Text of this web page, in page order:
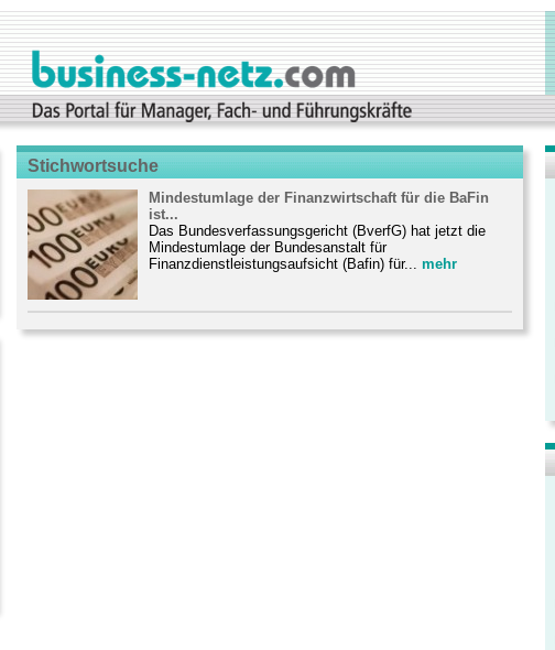
Stichwortsuche
Mindestumlage der Finanzwirtschaft für die BaFin
ist...
Das Bundesverfassungsgericht (BverfG) hat jetzt die
Mindestumlage der Bundesanstalt für
Finanzdienstleistungsaufsicht (Bafin) für...
mehr